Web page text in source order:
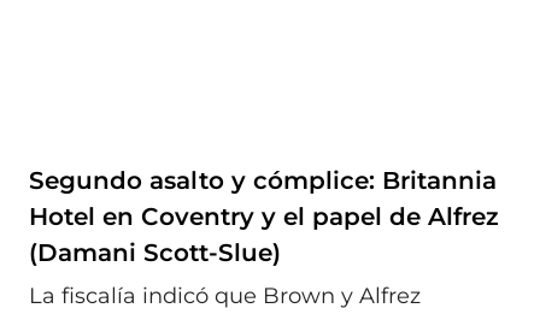
Segundo asalto y cómplice: Britannia
Hotel en Coventry y el papel de Alfrez
(Damani Scott-Slue)
La fiscalía indicó que Brown y Alfrez